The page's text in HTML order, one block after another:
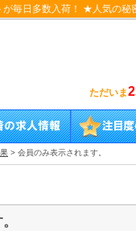
が毎日多数入荷！ ★人気の
ただいま2
> 会員のみ表示されます。